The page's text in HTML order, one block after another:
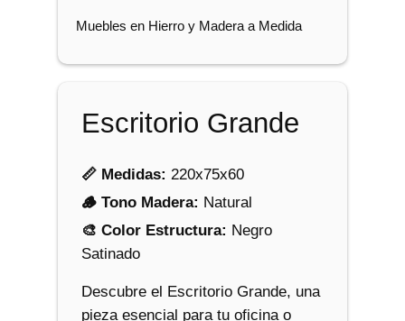
n
Muebles en Hierro y Madera a Medida
Escritorio Grande
📏 Medidas: 220x75x60
🪵 Tono Madera: Natural
🎨 Color Estructura: Negro
Satinado
Descubre el Escritorio Grande, una
pieza esencial para tu oficina o